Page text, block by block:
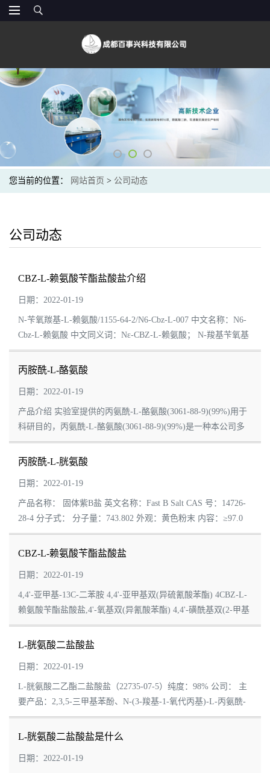
您当前的位置： 网站首页 > 公司动态
公司动态
CBZ-L-赖氨酸苄酯盐酸盐介绍
日期：2022-01-19
N-苄氧羰基-L-赖氨酸/1155-64-2/N6-Cbz-L-007 中文名称：N6-
Cbz-L-赖氨酸 中文同义词：Nε-CBZ-L-赖氨酸； N-羧基苄氧基
赖氨酸； H-赖氨酸(CBZ)-OH； N(e)-苄氧羰基-L-赖氨酸； N6-
Cbz-L-赖氨酸;N-羰基苄氧...
丙胺酰-L-酪氨酸
日期：2022-01-19
产品介绍 实验室提供的丙氨酰-L-酪氨酸(3061-88-9)(99%)用于
科研目的，丙氨酰-L-酪氨酸(3061-88-9)(99%)是一种本公司多
种优质氨基酸，品质媲美进口同类产品丙胺酰-L-酪氨酸，价格
非常优惠，目前正在火热促销中...
丙胺酰-L-胱氨酸
日期：2022-01-19
产品名称： 固体紫B盐 英文名称：Fast B Salt CAS 号：14726-
28-4 分子式： 分子量：743.802 外观：黄色粉末 内容：≥97.0
水溶性：淡黄色至黄绿色 碳：46.7 – 50.1 氮：10.9 – ...
CBZ-L-赖氨酸苄酯盐酸盐
日期：2022-01-19
4,4'-亚甲基-13C-二苯胺 4,4'-亚甲基双(异硫氰酸苯酯) 4CBZ-L-
赖氨酸苄酯盐酸盐,4'-氧基双(异氰酸苯酯) 4,4'-磺酰基双(2-甲基
苯酚) 4,4,5, 5,--2--1,3,2- 4,4,5, 5,6,6,7,7,7--1- 4,4,5,5,6,6
,7,7,8,8,9,9,10,1...
L-胱氨酸二盐酸盐
日期：2022-01-19
L-胱氨酸二乙酯二盐酸盐（22735-07-5）纯度：98% 公司： 主
要产品：2,3,5-三甲基苯酚、N-(3-羧基-1-氧代丙基)-L-丙氨酰-
L-缬氨酰-L-脯氨酰-N-(4-硝基苯基)-L-苯丙氨酰胺、 N-(3-羧
基-1-氧代丙基)-L-丙氨酰-L...
L-胱氨酸二盐酸盐是什么
日期：2022-01-19